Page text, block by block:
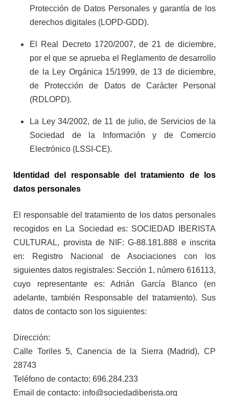
Protección de Datos Personales y garantía de los
derechos digitales (LOPD-GDD).
El Real Decreto 1720/2007, de 21 de diciembre,
por el que se aprueba el Reglamento de desarrollo
de la Ley Orgánica 15/1999, de 13 de diciembre,
de Protección de Datos de Carácter Personal
(RDLOPD).
La Ley 34/2002, de 11 de julio, de Servicios de la
Sociedad de la Información y de Comercio
Electrónico (LSSI-CE).
Identidad del responsable del tratamiento de los
datos personales
El responsable del tratamiento de los datos personales
recogidos en La Sociedad es: SOCIEDAD IBERISTA
CULTURAL, provista de NIF: G-88.181.888 e inscrita
en: Registro Nacional de Asociaciones con los
siguientes datos registrales: Sección 1, número 616113,
cuyo representante es: Adrián García Blanco (en
adelante, también Responsable del tratamiento). Sus
datos de contacto son los siguientes:
Dirección:
Calle Toriles 5, Canencia de la Sierra (Madrid), CP
28743
Teléfono de contacto: 696.284.233
Email de contacto: info@sociedadiberista.org